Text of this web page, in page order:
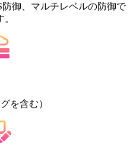
御、マルチレベルの防御で
を含む）